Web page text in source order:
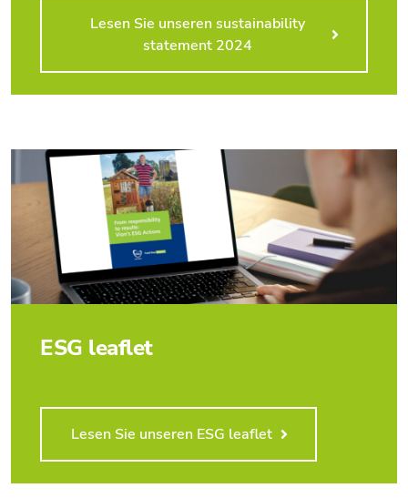
Lesen Sie unseren sustainability
statement 2024
ESG leaflet
Lesen Sie unseren ESG leaflet